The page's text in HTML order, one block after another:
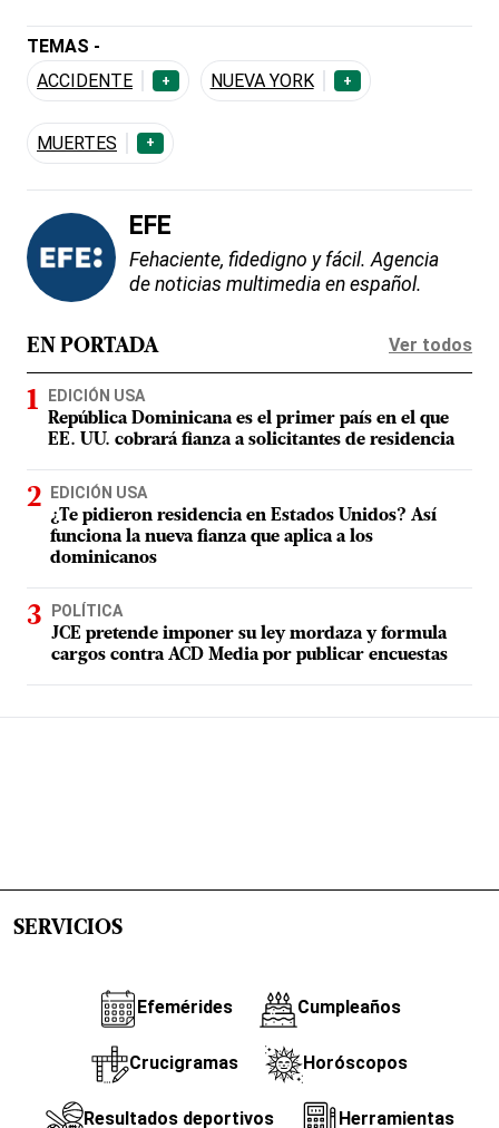
TEMAS -
ACCIDENTE
+ NUEVA YORK +
MUERTES +
EFE
Fehaciente, fidedigno y fácil. Agencia
de noticias multimedia en español.
EN PORTADA Ver todos
EDICIÓN USA
República Dominicana es el primer país en el que
EE. UU. cobrará fianza a solicitantes de residencia
EDICIÓN USA
¿Te pidieron residencia en Estados Unidos? Así
funciona la nueva fianza que aplica a los
dominicanos
POLÍTICA
JCE pretende imponer su ley mordaza y formula
cargos contra ACD Media por publicar encuestas
SERVICIOS
Efemérides Cumpleaños
Crucigramas Horóscopos
Resultados deportivos Herramientas